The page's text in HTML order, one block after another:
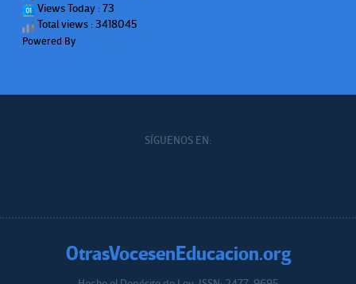
Views Today : 73
Total views : 3418045
Powered By
SÍGUENOS EN:
OtrasVocesenEducacion.org